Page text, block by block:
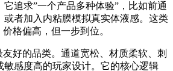
追求”一个产品多种体验”，比如前通
或者加入内粘膜模拟真实体液感。这类
格偏高，但一步到位。
友好的品类。通道宽松、材质柔软、刺
敏感度高的玩家设计。它的核心逻辑